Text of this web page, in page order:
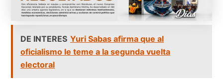
DE INTERES Yuri Sabas afirma que al
oficialismo le teme a la segunda vuelta
electoral